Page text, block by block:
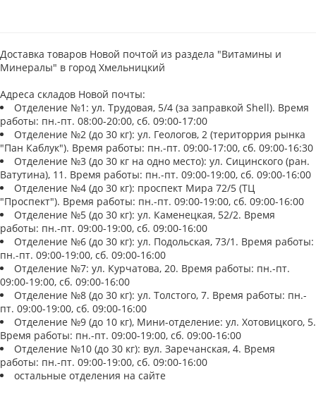
Доставка товаров Новой почтой из раздела "Витамины и
Минералы" в город Хмельницкий
Адреса складов Новой почты:
Отделение №1: ул. Трудовая, 5/4 (за заправкой Shell). Время
работы: пн.-пт. 08:00-20:00, сб. 09:00-17:00
Отделение №2 (до 30 кг): ул. Геологов, 2 (територрия рынка
"Пан Каблук"). Время работы: пн.-пт. 09:00-17:00, сб. 09:00-16:30
Отделение №3 (до 30 кг на одно место): ул. Сицинского (ран.
Ватутина), 11. Время работы: пн.-пт. 09:00-19:00, сб. 09:00-16:00
Отделение №4 (до 30 кг): проспект Мира 72/5 (ТЦ
"Проспект"). Время работы: пн.-пт. 09:00-19:00, сб. 09:00-16:00
Отделение №5 (до 30 кг): ул. Каменецкая, 52/2. Время
работы: пн.-пт. 09:00-19:00, сб. 09:00-16:00
Отделение №6 (до 30 кг): ул. Подольская, 73/1. Время работы:
пн.-пт. 09:00-19:00, сб. 09:00-16:00
Отделение №7: ул. Курчатова, 20. Время работы: пн.-пт.
09:00-19:00, сб. 09:00-16:00
Отделение №8 (до 30 кг): ул. Толстого, 7. Время работы: пн.-
пт. 09:00-19:00, сб. 09:00-16:00
Отделение №9 (до 10 кг), Мини-отделение: ул. Хотовицкого, 5.
Время работы: пн.-пт. 09:00-19:00, сб. 09:00-16:00
Отделение №10 (до 30 кг): вул. Заречанская, 4. Время
работы: пн.-пт. 09:00-19:00, сб. 09:00-16:00
остальные отделения на сайте